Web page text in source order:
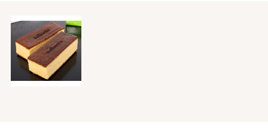
バレンタインチョコレート